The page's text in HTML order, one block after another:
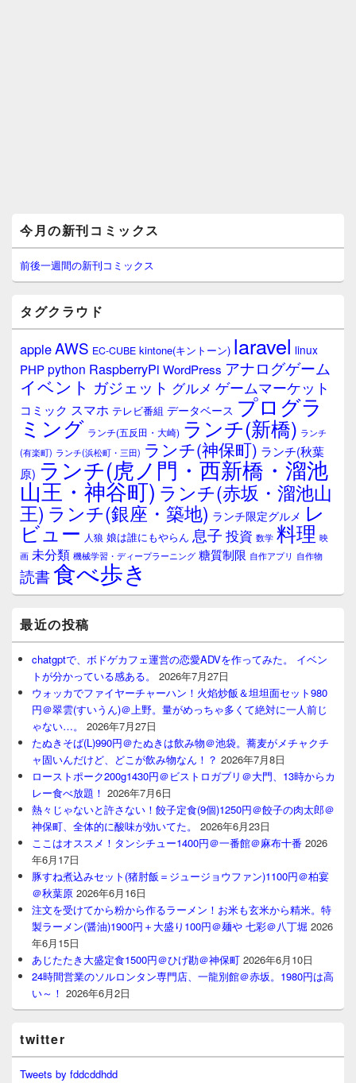
イ
ン
サ
イ
ウ
ィ
ジ
ェ
ア
今月の新刊コミックス
前後一週間の新刊コミックス
タグクラウド
appleAWS EC-CUBE kintone(キントーン) laravel linux
PHPpython RaspberryPi WordPress アナログゲーム
イベント ガジェット グルメ ゲームマーケット
コミック スマホ テレビ番組 データベース プログラ
ミング ランチ(五反田・大崎) ランチ(新橋) ランチ
(有楽町) ランチ(浜松町・三田) ランチ(神保町) ランチ(秋葉
原) ランチ(虎ノ門・西新橋・溜池
山王・神谷町) ランチ(赤坂・溜池山
王) ランチ(銀座・築地) ランチ限定グルメ レ
ビュー 人狼 娘は誰にもやらん 息子 投資 数学 料理 映
画 未分類 機械学習・ディープラーニング 糖質制限 自作アプリ 自作物
読書食べ歩き
最近の投稿
chatgptで、ボドゲカフェ運営の恋愛ADVを作ってみた。 イベン
トが分かっている感ある。
2026年7月27日
ウォッカでファイヤーチャーハン！火焰炒飯＆坦坦面セット980
円＠翠雲(すいうん)＠上野。量がめっちゃ多くて絶対に一人前じ
ゃない…。
2026年7月27日
たぬきそば(L)990円＠たぬきは飲み物＠池袋。蕎麦がメチャクチ
ャ固いんだけど、どこが飲み物なん！？ 2026年7月8日
ローストポーク200g1430円＠ビストロガブリ＠大門、13時からカ
レー食べ放題！ 2026年7月6日
熱々じゃないと許さない！餃子定食(9個)1250円＠餃子の肉太郎＠
神保町、全体的に酸味が効いてた。
2026年6月23日
ここはオススメ！タンシチュー1400円＠一番館＠麻布十番 2026
年6月17日
豚すね煮込みセット(猪肘飯＝ジュージョウファン)1100円＠柏宴
＠秋葉原 2026年6月16日
注文を受けてから粉から作るラーメン！お米も玄米から精米。特
製ラーメン(醤油)1900円＋大盛り100円＠麺や 七彩＠八丁堀 2026
年6月15日
あじたたき大盛定食1500円＠ひげ勘＠神保町 2026年6月10日
24時間営業のソルロンタン専門店、一龍別館＠赤坂。1980円は高
い～！ 2026年6月2日
twitter
Tweets by fddcddhdd